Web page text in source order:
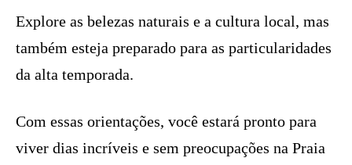
Explore as belezas naturais e a cultura local, mas
também esteja preparado para as particularidades
da alta temporada.
Com essas orientações, você estará pronto para
viver dias incríveis e sem preocupações na Praia